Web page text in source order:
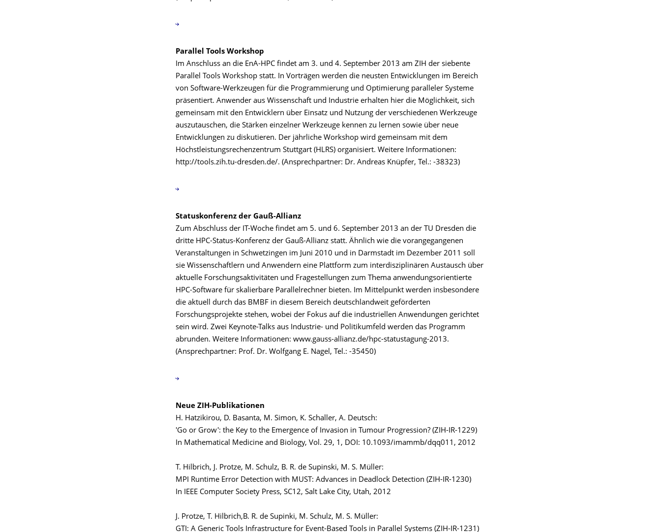
Parallel Tools Workshop
Im Anschluss an die EnA-HPC findet am 3. und 4. September 2013 am ZIH der siebente
Parallel Tools Workshop statt. In Vorträgen werden die neusten Entwicklungen im Bereich
von Software-Werkzeugen für die Programmierung und Optimierung paralleler Systeme
präsentiert. Anwender aus Wissenschaft und Industrie erhalten hier die Möglichkeit, sich
gemeinsam mit den Entwicklern über Einsatz und Nutzung der verschiedenen Werkzeuge
auszutauschen, die Stärken einzelner Werkzeuge kennen zu lernen sowie über neue
Entwicklungen zu diskutieren. Der jährliche Workshop wird gemeinsam mit dem
Höchstleistungsrechenzentrum Stuttgart (HLRS) organisiert. Weitere Informationen:
http://tools.zih.tu-dresden.de/. (Ansprechpartner: Dr. Andreas Knüpfer, Tel.: -38323)
Statuskonferenz der Gauß-Allianz
Zum Abschluss der IT-Woche findet am 5. und 6. September 2013 an der TU Dresden die
dritte HPC-Status-Konferenz der Gauß-Allianz statt. Ähnlich wie die vorangegangenen
Veranstaltungen in Schwetzingen im Juni 2010 und in Darmstadt im Dezember 2011 soll
sie Wissenschaftlern und Anwendern eine Plattform zum interdisziplinären Austausch über
aktuelle Forschungsaktivitäten und Fragestellungen zum Thema anwendungsorientierte
HPC-Software für skalierbare Parallelrechner bieten. Im Mittelpunkt werden insbesondere
die aktuell durch das BMBF in diesem Bereich deutschlandweit geförderten
Forschungsprojekte stehen, wobei der Fokus auf die industriellen Anwendungen gerichtet
sein wird. Zwei Keynote-Talks aus Industrie- und Politikumfeld werden das Programm
abrunden. Weitere Informationen: www.gauss-allianz.de/hpc-statustagung-2013.
(Ansprechpartner: Prof. Dr. Wolfgang E. Nagel, Tel.: -35450)
Neue ZIH-Publikationen
H. Hatzikirou, D. Basanta, M. Simon, K. Schaller, A. Deutsch:
'Go or Grow': the Key to the Emergence of Invasion in Tumour Progression? (ZIH-IR-1229)
In Mathematical Medicine and Biology, Vol. 29, 1, DOI: 10.1093/imammb/dqq011, 2012
T. Hilbrich, J. Protze, M. Schulz, B. R. de Supinski, M. S. Müller:
MPI Runtime Error Detection with MUST: Advances in Deadlock Detection (ZIH-IR-1230)
In IEEE Computer Society Press, SC12, Salt Lake City, Utah, 2012
J. Protze, T. Hilbrich,B. R. de Supinki, M. Schulz, M. S. Müller:
GTI: A Generic Tools Infrastructure for Event-Based Tools in Parallel Systems (ZIH-IR-1231)